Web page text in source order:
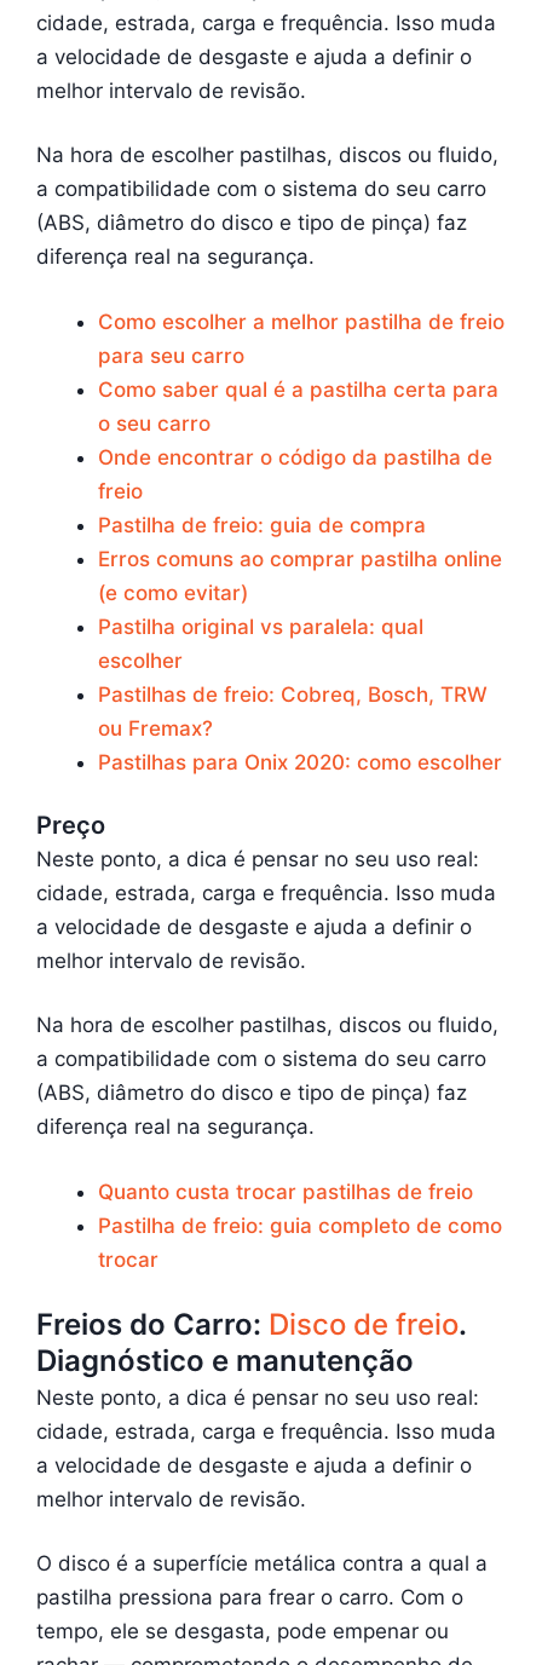
cidade, estrada, carga e frequência. Isso muda
a velocidade de desgaste e ajuda a definir o
melhor intervalo de revisão.
Na hora de escolher pastilhas, discos ou fluido,
a compatibilidade com o sistema do seu carro
(ABS, diâmetro do disco e tipo de pinça) faz
diferença real na segurança.
Como escolher a melhor pastilha de freio
para seu carro
Como saber qual é a pastilha certa para
o seu carro
Onde encontrar o código da pastilha de
freio
Pastilha de freio: guia de compra
Erros comuns ao comprar pastilha online
(e como evitar)
Pastilha original vs paralela: qual
escolher
Pastilhas de freio: Cobreq, Bosch, TRW
ou Fremax?
Pastilhas para Onix 2020: como escolher
Preço
Neste ponto, a dica é pensar no seu uso real:
cidade, estrada, carga e frequência. Isso muda
a velocidade de desgaste e ajuda a definir o
melhor intervalo de revisão.
Na hora de escolher pastilhas, discos ou fluido,
a compatibilidade com o sistema do seu carro
(ABS, diâmetro do disco e tipo de pinça) faz
diferença real na segurança.
Quanto custa trocar pastilhas de freio
Pastilha de freio: guia completo de como
trocar
Freios do Carro: Disco de freio.
Diagnóstico e manutenção
Neste ponto, a dica é pensar no seu uso real:
cidade, estrada, carga e frequência. Isso muda
a velocidade de desgaste e ajuda a definir o
melhor intervalo de revisão.
O disco é a superfície metálica contra a qual a
pastilha pressiona para frear o carro. Com o
tempo, ele se desgasta, pode empenar ou